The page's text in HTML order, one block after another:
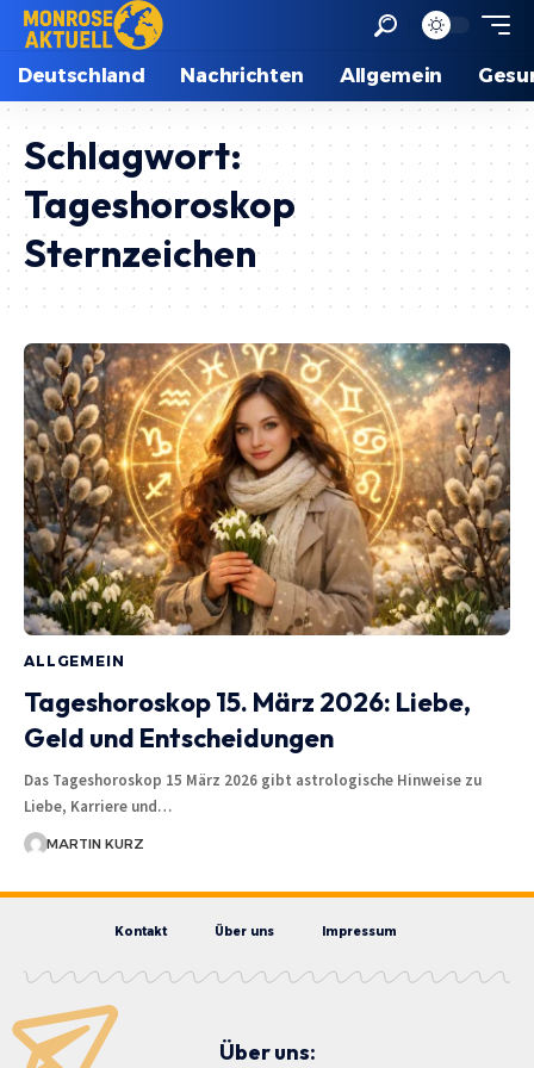
Deutschland Nachrichten Allgemein
Schlagwort:
Tageshoroskop
Sternzeichen
ALLGEMEIN
Tageshoroskop 15. März 2026: Liebe,
Geld und Entscheidungen
Das Tageshoroskop 15 März 2026 gibt astrologische Hinweise zu
Liebe, Karriere und…
MARTIN KURZ
Kontakt Über uns Impressum
Über uns: